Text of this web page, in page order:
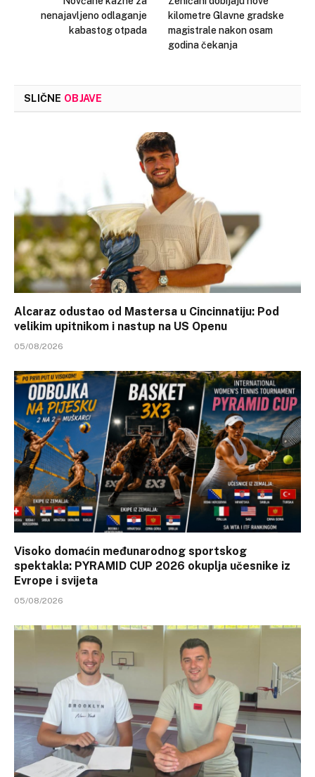
nenajavljeno odlaganje
kabastog otpada
kilometre Glavne gradske
magistrale nakon osam
godina čekanja
SLIČNE OBJAVE
Alcaraz odustao od Mastersa u Cincinnatiju: Pod
velikim upitnikom i nastup na US Openu
05/08/2026
Visoko domaćin međunarodnog sportskog
spektakla: PYRAMID CUP 2026 okuplja učesnike iz
Evrope i svijeta
05/08/2026